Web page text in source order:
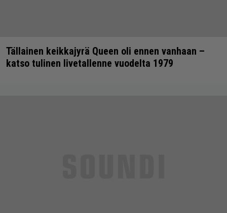
Tällainen keikkajyrä Queen oli ennen vanhaan –
katso tulinen livetallenne vuodelta 1979